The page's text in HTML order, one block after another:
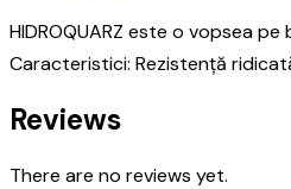
HIDROQUARZ este o vopsea
Caracteristici: Rezistență
Reviews
There are no reviews yet.